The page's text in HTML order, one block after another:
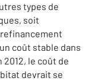
types de
soit
coût stable dans
le coût de
devrait se